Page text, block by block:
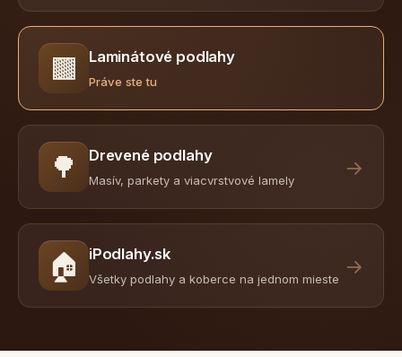
🟫 Laminátové podlahy
Práve ste tu
🌳 Drevené podlahy
Masív, parkety a viacvrstvové lamely
→
🏠 iPodlahy.sk
Všetky podlahy a koberce na jednom mieste
→